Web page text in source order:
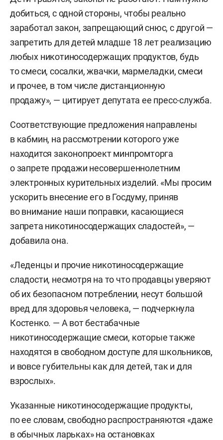
добиться, с одной стороны, чтобы реально
заработал закон, запрещающий снюс, с другой —
запретить для детей младше 18 лет реализацию
любых никотиносодержащих продуктов, будь
то смеси, сосалки, жвачки, мармеладки, смеси
и прочее, в том числе дистанционную
продажу», — цитирует депутата ее пресс-служба.
Соответствующие предложения направлены
в кабмин, на рассмотрении которого уже
находится законопроект минпромторга
о запрете продажи несовершеннолетним
электронных курительных изделий. «Мы просим
ускорить внесение его в Госдуму, приняв
во внимание наши поправки, касающиеся
запрета никотиносодержащих сладостей», —
добавила она.
«Леденцы и прочие никотиносодержащие
сладости, несмотря на то что продавцы уверяют
об их безопасном потреблении, несут большой
вред для здоровья человека, — подчеркнула
Костенко. — А вот бестабачные
никотиносодержащие смеси, которые также
находятся в свободном доступе для школьников,
и вовсе губительны как для детей, так и для
взрослых».
Указанные никотиносодержащие продукты,
по ее словам, свободно распространяются «даже
в обычных ларьках» на остановках